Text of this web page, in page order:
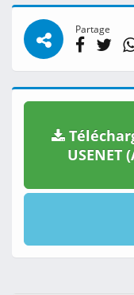
Partage
USENET